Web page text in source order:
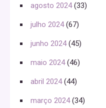
agosto 2024(33)
julho 2024(67)
junho 2024(45)
maio 2024(46)
abril 2024(44)
março 2024(34)